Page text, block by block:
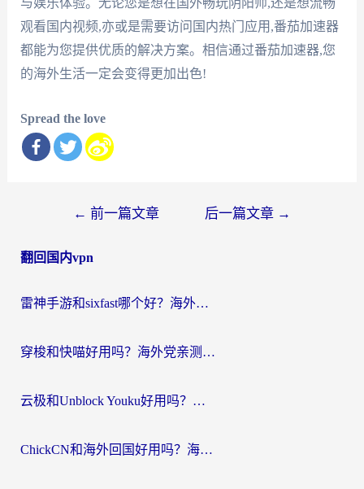
与娱乐体验。无论您是想在国外畅玩阴阳师,还是想流畅
观看国内视频,亦或是需要访问国内热门应用,番茄加速器
都能为您提供优质的解决方案。相信通过番茄加速器,您
的海外生活一定会变得更加出色!
Spread the love
导
← 前一篇文章 后一篇文章 →
翻回国内vpn
雷神手游和sixfast哪个好？海外党亲测3款回国加速器，教你选对不踩坑
穿梭和快喵好用吗？海外党亲测：小众加速器对比+番茄加速器深度体验
云极和Unblock Youku好用吗？海外党亲测+2026回国加速器避坑指南
ChickCN和海外回国好用吗？海外党2026亲测：从手游到影音，选对加速器的3个关键